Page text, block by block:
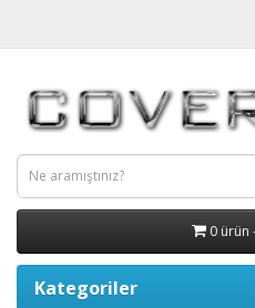
0 ürün
Kategoriler